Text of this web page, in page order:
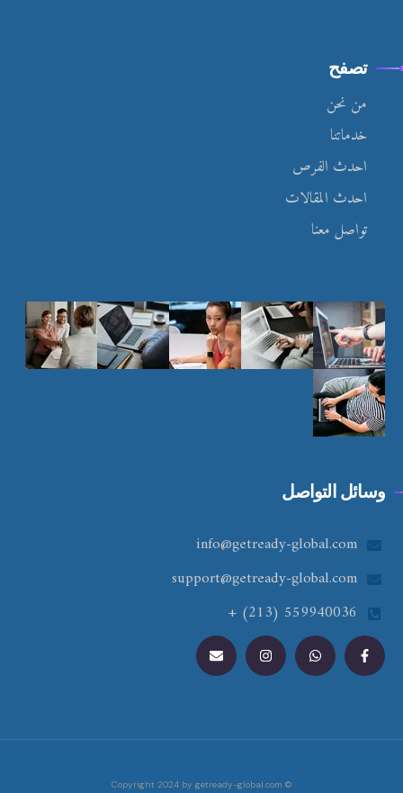
تصفح
من نحن
خدماتنا
احدث الفرص
احدث المقالات
تواصل معنا
وسائل التواصل
info@getready-global.com
support@getready-global.com
559940036 (213) +
© Copyright 2024 by getready-global.com